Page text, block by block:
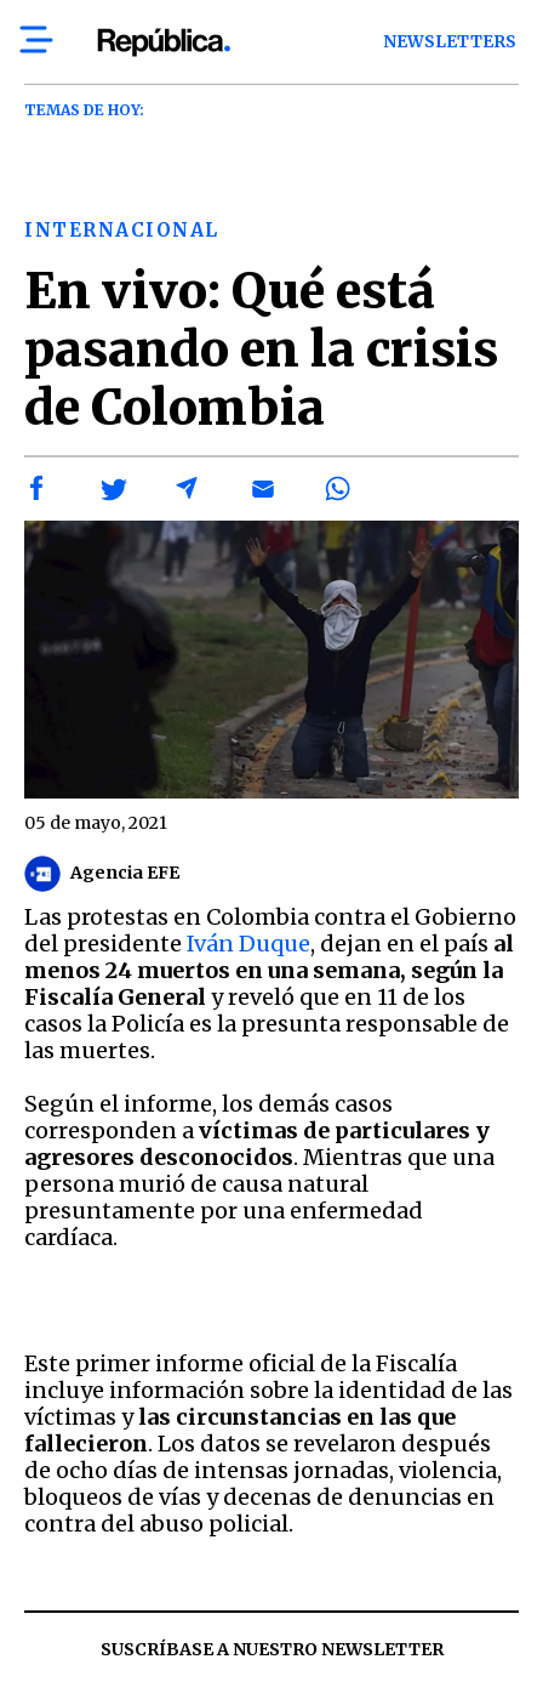
NEWSLETTERS
TEMAS DE HOY:
INTERNACIONAL
En vivo: Qué está
pasando en la crisis
de Colombia
Agencia EFE
05 de mayo, 2021
Las protestas en Colombia contra el Gobierno
del presidente Iván Duque, dejan en el país al
menos 24 muertos en una semana, según la
Fiscalía General y reveló que en 11 de los
casos la Policía es la presunta responsable de
las muertes.
Según el informe, los demás casos
corresponden avíctimas de particulares y
agresores desconocidos. Mientras que una
persona murió de causa natural
presuntamente por una enfermedad
cardíaca.
Este primer informe oficial de la Fiscalía
incluye información sobre la identidad de las
víctimas ylas circunstancias en las que
fallecieron. Los datos se revelaron después
de ocho días de intensas jornadas, violencia,
bloqueos de vías y decenas de denuncias en
contra del abuso policial.
SUSCRÍBASE A NUESTRO NEWSLETTER